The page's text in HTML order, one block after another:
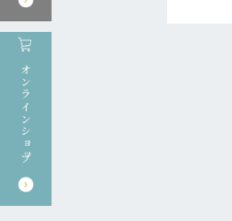
オンラインショップ